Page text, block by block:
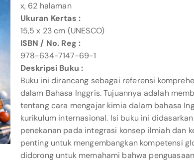
x, 62 halaman
Ukuran Kertas :
15,5 x 23 cm (UNESCO)
ISBN / No. Reg :
978-634-7147-69-1
Deskripsi Buku :
Buku ini dirancang sebagai referensi
dalam Bahasa Inggris. Tujuannya adalah
tentang cara mengajar kimia dalam bahasa
kurikulum internasional. Isi buku ini
penekanan pada integrasi konsep ilmiah dan
penting untuk mengembangkan kompetensi
didorong untuk memahami bahwa